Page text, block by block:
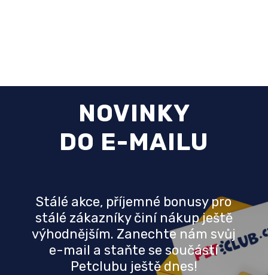
NOVINKY
DO E-MAILU
Stálé akce, příjemné bonusy pro
stálé zákazníky činí nákup ještě
výhodnějším. Zanechte nám svůj
e-mail a staňte se součástí
Petclubu ještě dnes!